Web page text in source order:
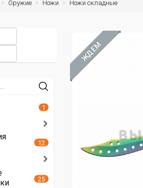
Оружие Ножи Ножи складные
ЖДЁМ
1
12
25